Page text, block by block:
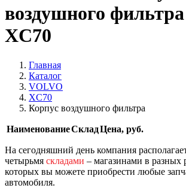
воздушного
XC70
Главная
Каталог
VOLVO
XC70
Корпус воздушного фильтра
НаименованиеСкладЦена, руб.
На сегодняшний день компания
четырьмя складами – магазинами в разных
которых вы можете приобрести любые
автомобиля.